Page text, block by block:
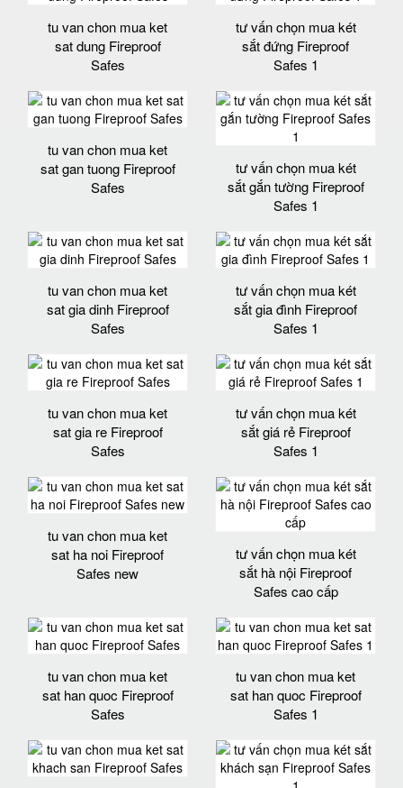
tu van chon mua ket
sat dung Fireproof
Safes
tư vấn chọn mua két
sắt đứng Fireproof
Safes 1
tu van chon mua ket
sat gan tuong Fireproof
Safes
tư vấn chọn mua két
sắt gắn tường Fireproof
Safes 1
tu van chon mua ket
sat gia dinh Fireproof
Safes
tư vấn chọn mua két
sắt gia đình Fireproof
Safes 1
tu van chon mua ket
sat gia re Fireproof
Safes
tư vấn chọn mua két
sắt giá rẻ Fireproof
Safes 1
tu van chon mua ket
sat ha noi Fireproof
Safes new
tư vấn chọn mua két
sắt hà nội Fireproof
Safes cao cấp
tu van chon mua ket
sat han quoc Fireproof
Safes
tu van chon mua ket
sat han quoc Fireproof
Safes 1